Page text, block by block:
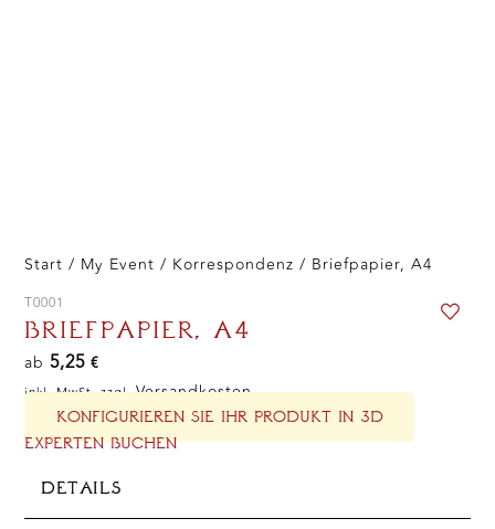
Start / My Event / Korrespondenz / Briefpapier, A4
T0001
BRIEFPAPIER, A4
ab5,25€
inkl. MwSt. zzgl.Versandkosten
KONFIGURIEREN SIE IHR PRODUKT IN 3D
EXPERTEN BUCHEN
DETAILS